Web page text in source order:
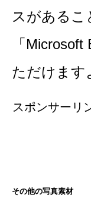
スがあるこ
「
ただけます
スポンサーリ
その他の写真素材